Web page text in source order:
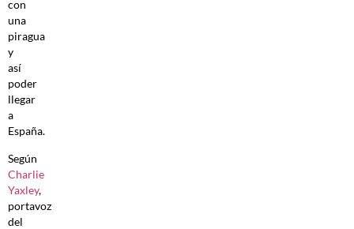
con
una
piragua
y
así
poder
llegar
a
España.
Según
Charlie
Yaxley,
portavoz
del